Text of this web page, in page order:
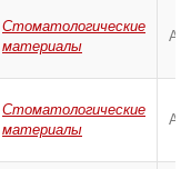
Стоматологические
материалы
Стоматологические
материалы